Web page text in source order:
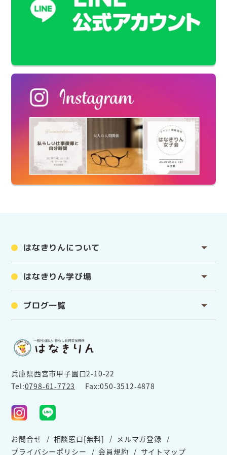
はなきりんについて
はなきりん学び場
ブログ一覧
兵庫県西宮市甲子園口2-10-22
Tel:0798-61-7723 Fax:050-3512-4878
お問合せ 相談窓口[無料]
メルマガ登録
プライバシーポリシー
会員規約 サイトマップ